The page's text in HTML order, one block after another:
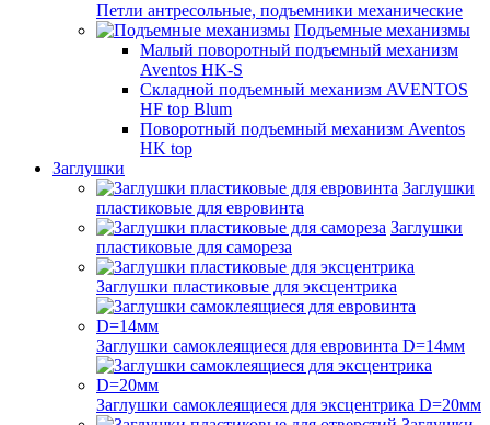
Петли антресольные, подъемники механические
Подъемные механизмы
Малый поворотный подъемный механизм
Aventos HK-S
Складной подъемный механизм AVENTOS
HF top Blum
Поворотный подъемный механизм Aventos
HK top
Заглушки
Заглушки
пластиковые для евровинта
Заглушки
пластиковые для самореза
Заглушки пластиковые для эксцентрика
Заглушки самоклеящиеся для евровинта D=14мм
Заглушки самоклеящиеся для эксцентрика D=20мм